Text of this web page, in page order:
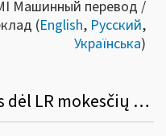
Машинный перевод /
(English, Русский,
Українська)
Informacinis pranešimas dėl LR mokesčių administravimo įstatymo ir kitų teisės aktų pakeitimo